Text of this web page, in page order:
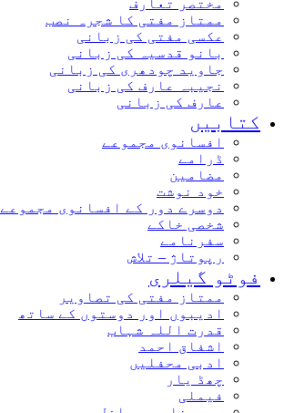
مختصر تعارف
ممتاز مفتی کا شجرہ نصب
عکسی مفتی کی زبانی
بانو قدسیہ کی زبانی
جاوید چودھری کی زبانی
نجیبہ عارف کی زبانی
عارف کی زبانی
کتابیں
افسانوی مجموعے
ڈرامے
مضامین
خود نوشت
دوسرے دور کے افسانوی مجموعے
شخصی خاکے
سفرنامے
رپوتاژ – تلاش
فوٹو گیلری
ممتاز مفتی کی تصاویر
ادیبوں اور دوستوں کے ساتھ
قدرت اللہ شہاب
اشفاق احمد
ادبی محفلیں
چھڈ یار
فیملی